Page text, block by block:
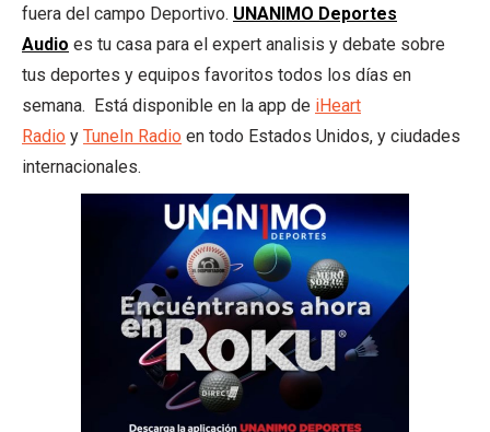
fuera del campo Deportivo. UNANIMO Deportes
Audio es tu casa para el expert analisis y debate sobre
tus deportes y equipos favoritos todos los días en
semana. Está disponible en la app de iHeart
Radio y TuneIn Radio en todo Estados Unidos, y ciudades
internacionales.